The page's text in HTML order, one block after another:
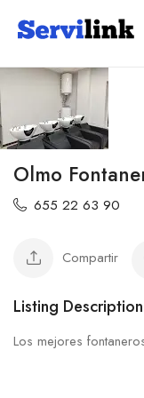
Olmo
655 22 63 90
Compartir
Listing Description
Los mejores